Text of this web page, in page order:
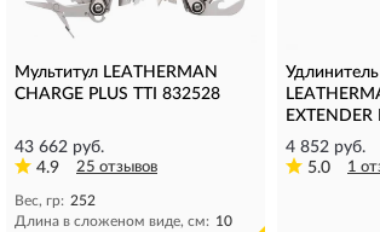
Мультитул LEATHERMAN
CHARGE PLUS TTI 832528
43 662 руб.
4.9
25 отзывов
Вес, гр: 252
Длина в сложеном виде, см: 10
EXTENDER
4 852 руб.
5.0
1